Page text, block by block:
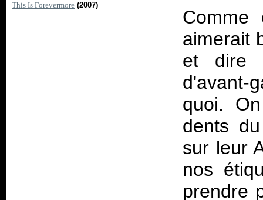
This Is Forevermore (2007)
aimerait
et dire
d'avant-
quoi.
dents
sur leur
nos
prendre